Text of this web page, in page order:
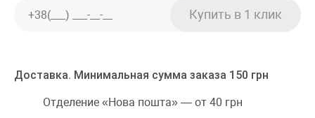
Доставка. Минимальная сумма заказа 150 грн
Отделение «Нова пошта» — от 40 грн